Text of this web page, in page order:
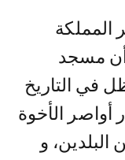
المملكة
أن مسجد
في التاريخ
أواصر الأخوة
البلدين، و